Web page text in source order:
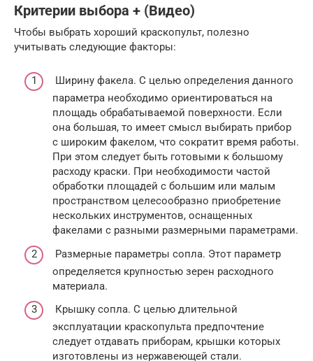
Критерии выбора + (Видео)
Чтобы выбрать хороший краскопульт, полезно
учитывать следующие факторы:
Ширину факела. С целью определения данного
параметра необходимо ориентироваться на
площадь обрабатываемой поверхности. Если
она большая, то имеет смысл выбирать прибор
с широким факелом, что сократит время работы.
При этом следует быть готовыми к большому
расходу краски. При необходимости частой
обработки площадей с большим или малым
пространством целесообразно приобретение
нескольких инструментов, оснащенных
факелами с разными размерными параметрами.
Размерные параметры сопла. Этот параметр
определяется крупностью зерен расходного
материала.
Крышку сопла. С целью длительной
эксплуатации краскопульта предпочтение
следует отдавать приборам, крышки которых
изготовлены из нержавеющей стали.